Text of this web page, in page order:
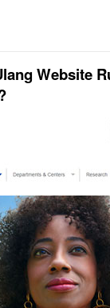
Website